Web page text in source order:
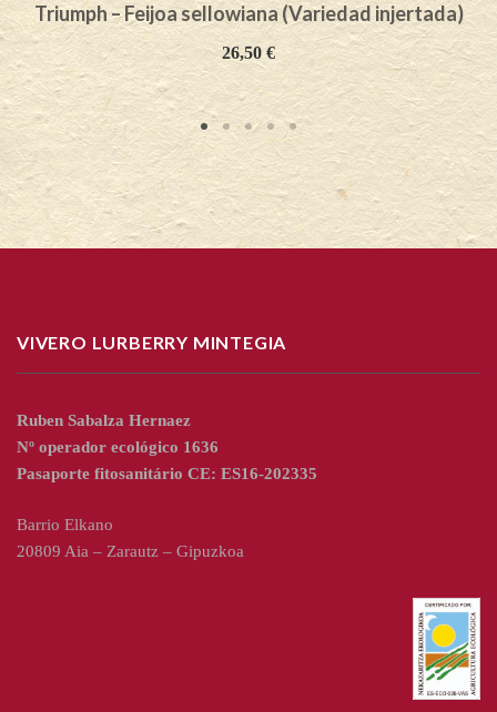
Triumph – Feijoa sellowiana (Variedad injertada)
26,50 €
VIVERO LURBERRY MINTEGIA
Ruben Sabalza Hernaez
Nº operador ecológico 1636
Pasaporte fitosanitário CE: ES16-202335
Barrio Elkano
20809 Aia – Zarautz – Gipuzkoa